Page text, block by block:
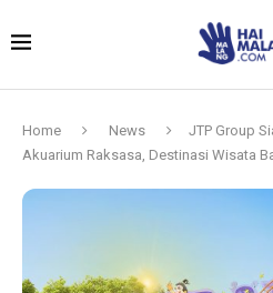
Home News
JTP Group
Akuarium Raksasa, Destinasi Wisata